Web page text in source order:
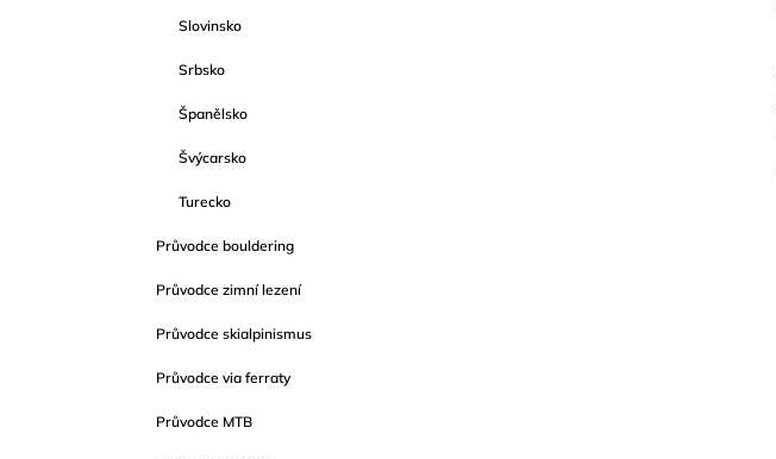
Slovinsko
Srbsko
Španělsko
Švýcarsko
Turecko
Průvodce bouldering
Průvodce zimní lezení
Průvodce skialpinismus
Průvodce via ferraty
Průvodce MTB